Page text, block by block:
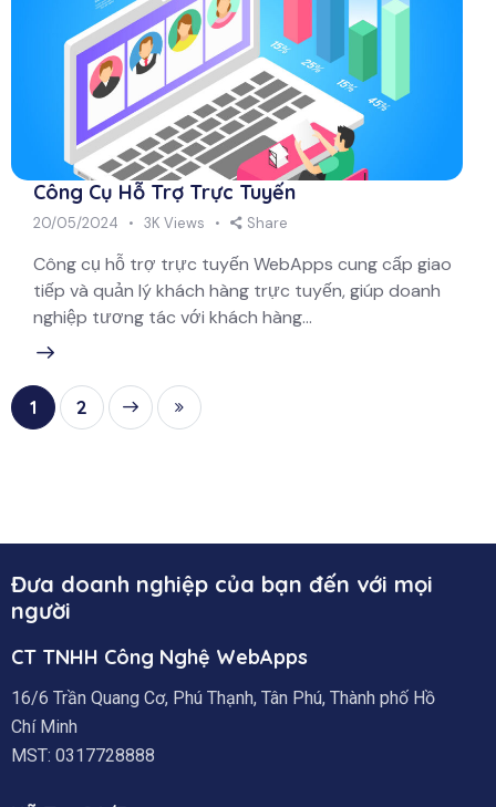
Công Cụ Hỗ Trợ Trực Tuyến
20/05/2024 3K Views Share
Công cụ hỗ trợ trực tuyến WebApps cung cấp giao
tiếp và quản lý khách hàng trực tuyến, giúp doanh
nghiệp tương tác với khách hàng…
1 2
Last
Đưa doanh nghiệp của bạn đến với mọi
người
CT TNHH Công Nghệ WebApps
16/6 Trần Quang Cơ, Phú Thạnh, Tân Phú, Thành phố Hồ
Chí Minh
MST: 0317728888